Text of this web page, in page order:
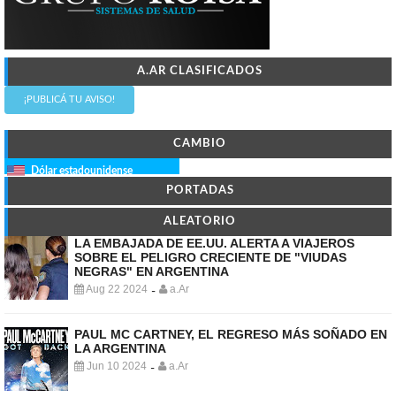
A.AR CLASIFICADOS
¡PUBLICÁ TU AVISO!
CAMBIO
Dólar estadounidense
PORTADAS
ALEATORIO
LA EMBAJADA DE EE.UU. ALERTA A VIAJEROS
SOBRE EL PELIGRO CRECIENTE DE "VIUDAS
NEGRAS" EN ARGENTINA
Aug 22 2024 - a.Ar
PAUL MC CARTNEY, EL REGRESO MÁS SOÑADO EN
LA ARGENTINA
Jun 10 2024 - a.Ar